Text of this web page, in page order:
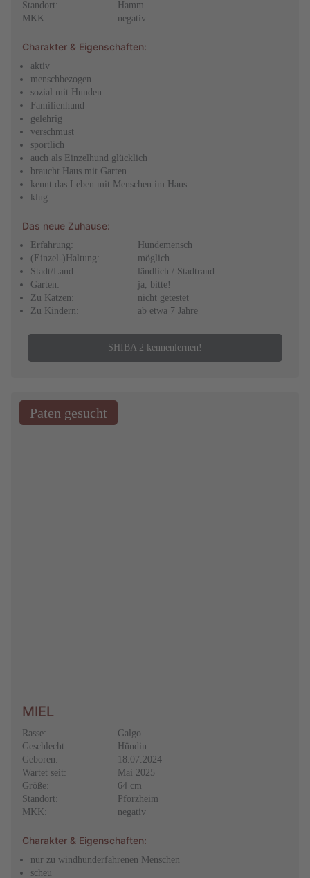
Standort:
Hamm
MKK:
negativ
Charakter & Eigenschaften:
aktiv
menschbezogen
sozial mit Hunden
Familienhund
gelehrig
verschmust
sportlich
auch als Einzelhund glücklich
braucht Haus mit Garten
kennt das Leben mit Menschen im Haus
klug
Das neue Zuhause:
Erfahrung:
Hundemensch
(Einzel-)Haltung:
möglich
Stadt/Land:
ländlich / Stadtrand
Garten:
ja, bitte!
Zu Katzen:
nicht getestet
Zu Kindern:
ab etwa 7 Jahre
SHIBA 2 kennenlernen!
MIEL
Rasse:
Galgo
Geschlecht:
Hündin
Geboren:
18.07.2024
Wartet seit:
Mai 2025
Größe:
64 cm
Standort:
Pforzheim
MKK:
negativ
Charakter & Eigenschaften:
nur zu windhunderfahrenen Menschen
scheu